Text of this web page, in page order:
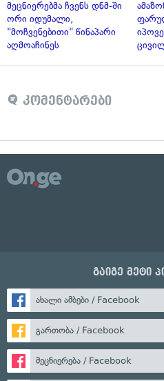
მეცნიერებმა ჩვენს დნმ-ში
ორი იდუმალი,
"მოჩვენებითი" წინაპარი
აღმოაჩინეს
კომენტარები
გაიგე მეტი
ახალი ამბები / Facebook
გართობა / Facebook
მეცნიერება / Facebook